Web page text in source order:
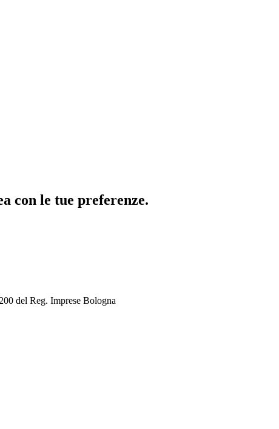
con le tue preferenze.
del Reg. Imprese Bologna